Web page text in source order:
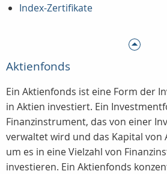
Index-Zertifikate
Aktienfonds
Ein Aktienfonds ist eine Form der
in Aktien investiert. Ein
Finanzinstrument, das von einer
verwaltet wird und das Kapital von
um es in eine Vielzahl von
investieren. Ein Aktienfonds